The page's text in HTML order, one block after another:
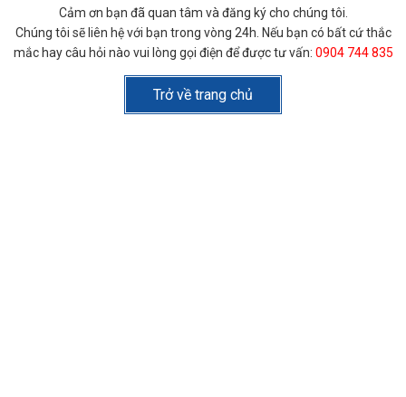
Cảm ơn bạn đã quan tâm và đăng ký cho chúng tôi.
Chúng tôi sẽ liên hệ với bạn trong vòng 24h. Nếu bạn có bất cứ thắc
mắc hay câu hỏi nào vui lòng gọi điện để được tư vấn: 0904 744 835
Trở về trang chủ